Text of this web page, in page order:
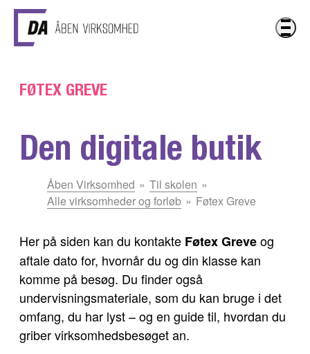
Gå til hovedindhold
FØTEX GREVE
Den digitale butik
Åben Virksomhed
Til skolen
Alle virksomheder og forløb
Føtex Greve
Her på siden kan du kontakte FøtexGreveog
aftale dato for, hvornår du og din klasse kan
komme på besøg. Du finder også
undervisningsmateriale, som du kan bruge i det
omfang, du har lyst – og en guide til, hvordan du
griber virksomhedsbesøget an.